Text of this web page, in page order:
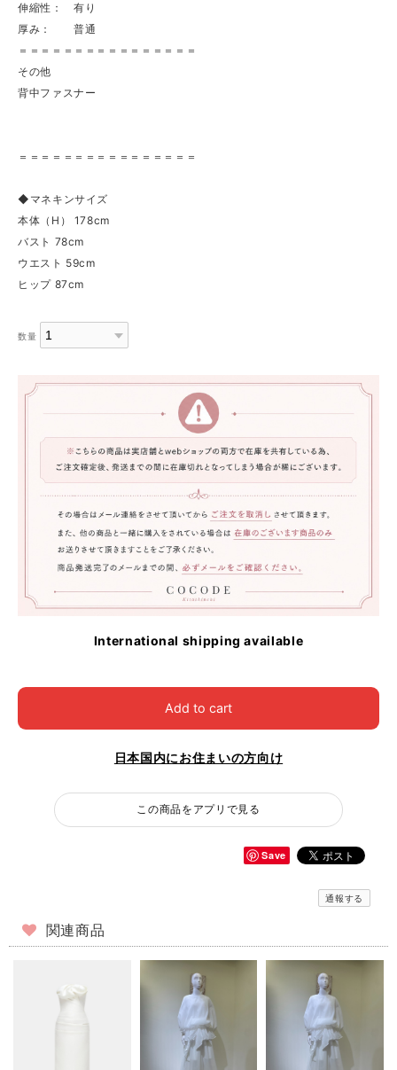
伸縮性： 有り
厚み： 普通
＝＝＝＝＝＝＝＝＝＝＝＝＝＝＝＝
その他
背中ファスナー
＝＝＝＝＝＝＝＝＝＝＝＝＝＝＝＝
◆マネキンサイズ
本体（H） 178cm
バスト 78cm
ウエスト 59cm
ヒップ 87cm
数量
International shipping available
Add to cart
日本国内にお住まいの方向け
この商品をアプリで見る
Save
通報する
関連商品